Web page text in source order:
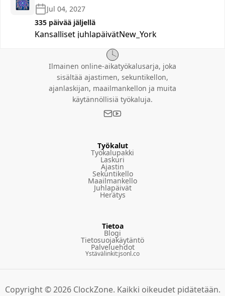
Jul 04, 2027
335 päivää jäljellä
Kansalliset juhlapäivätNew_York
Ilmainen online-aikatyökalusarja, joka
sisältää ajastimen, sekuntikellon,
ajanlaskijan, maailmankellon ja muita
käytännöllisiä työkaluja.
Työkalut
Työkalupakki
Laskuri
Ajastin
Sekuntikello
Maailmankello
Juhlapäivät
Herätys
Tietoa
Blogi
Tietosuojakäytäntö
Palveluehdot
Ystävälinkit:jsonl.co
Copyright © 2026 ClockZone. Kaikki oikeudet pidätetään.